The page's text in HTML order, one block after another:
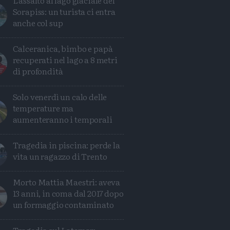
Sorapiss: un turista ci entra
anche col sup
Calceranica, bimbo e papà
recuperati nel lago a 8 metri
di profondità
Solo venerdì un calo delle
temperature ma
aumenteranno i temporali
Tragedia in piscina: perde la
vita un ragazzo di Trento
Morto Mattia Maestri: aveva
13 anni, in coma dal 2017 dopo
un formaggio contaminato